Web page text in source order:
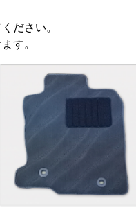
ださい。
す。